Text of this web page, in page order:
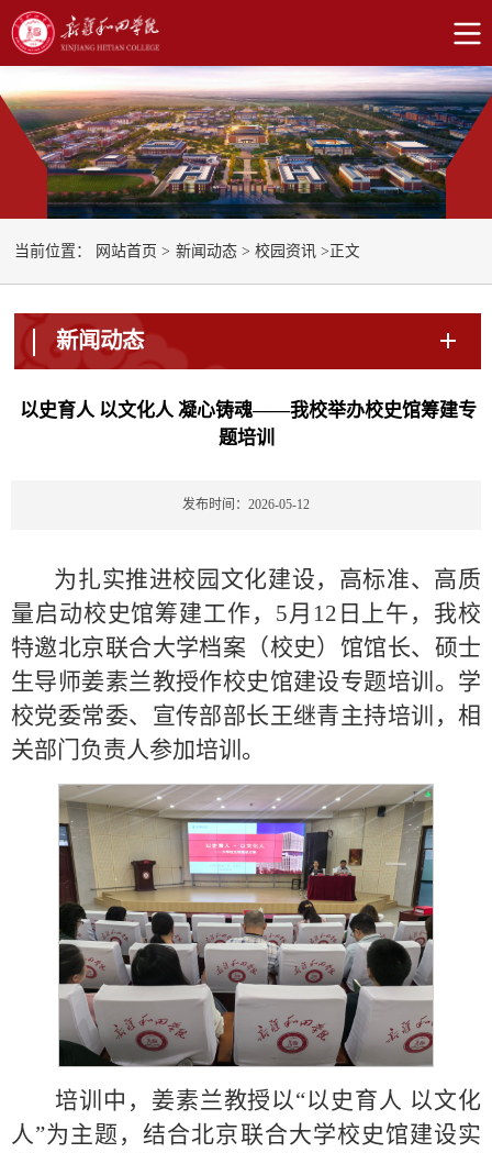
当前位置： 网站首页 > 新闻动态 > 校园资讯 >正文
新闻动态
​ 以史育人 以文化人 凝心铸魂——我校举办校史馆筹建专
题培训
发布时间：2026-05-12
为扎实推进校园文化建设，高标准、高质
量启动校史馆筹建工作，5月12日上午，我校
特邀北京联合大学档案（校史）馆馆长、硕士
生导师姜素兰教授作校史馆建设专题培训。学
校党委常委、宣传部部长王继青主持培训，相
关部门负责人参加培训。
培训中，姜素兰教授以“以史育人 以文化
人”为主题，结合北京联合大学校史馆建设实